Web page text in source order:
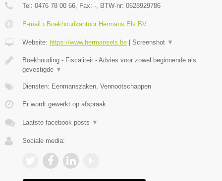
Tel: 0476 78 00 66, Fax: -, BTW-nr: 0628929786
E-mail › Boekhoudkantoor Hermans Els BV
Website: https://www.hermansels.be Screenshot ▼
Boekhouding - Fiscaliteit - Advies voor zowel beginnende als
gevestigde ▼
Diensten: Eenmanszaken, Vennootschappen
Er wordt gewerkt op afspraak.
Laatste facebook posts ▼
Sociale media: